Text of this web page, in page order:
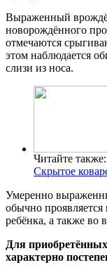
Выраженный
новорождённого
отмечаются
этом наблюдается
слизи из носа.
Читайте также:
Скрытое
Умеренно
обычно
ребёнка, а также во
Для
характерно